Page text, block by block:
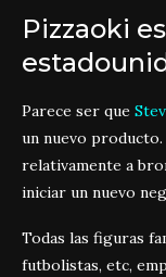
Pizzaoki
Parece ser que
un nuevo producto.
relativamente a
iniciar un nuevo
Todas las figuras
futbolistas, etc,